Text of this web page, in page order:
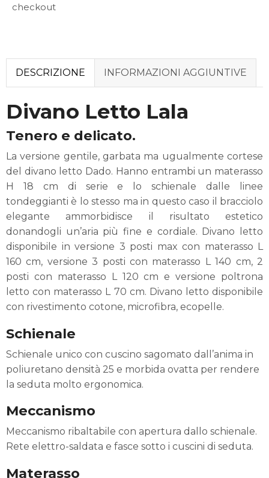
checkout
DESCRIZIONE INFORMAZIONI AGGIUNTIVE
Divano Letto Lala
Tenero e delicato.
La versione gentile, garbata ma ugualmente cortese
del divano letto Dado. Hanno entrambi un materasso
H 18 cm di serie e lo schienale dalle linee
tondeggianti è lo stesso ma in questo caso il bracciolo
elegante ammorbidisce il risultato estetico
donandogli un’aria più fine e cordiale. Divano letto
disponibile in versione 3 posti max con materasso L
160 cm, versione 3 posti con materasso L 140 cm, 2
posti con materasso L 120 cm e versione poltrona
letto con materasso L 70 cm. Divano letto disponibile
con rivestimento cotone, microfibra, ecopelle.
Schienale
Schienale unico con cuscino sagomato dall’anima in
poliuretano densità 25 e morbida ovatta per rendere
la seduta molto ergonomica.
Meccanismo
Meccanismo ribaltabile con apertura dallo schienale.
Rete elettro-saldata e fasce sotto i cuscini di seduta.
Materasso